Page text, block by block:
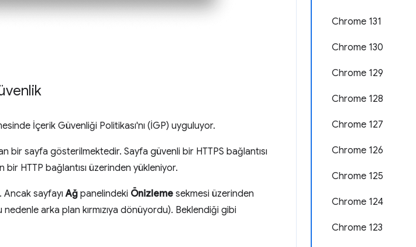
Chrome 131
Chrome 130
Chrome 129
Chrome 128
Chrome 127
Chrome 126
Chrome 125
Chrome 124
Chrome 123
İçerik Güvenliği Politikası'nı (İGP) uyguluyor.
bir sayfa gösterilmektedir. Sayfa güvenli bir HTTPS bağlantısı
HTTP bağlantısı üzerinden yükleniyor.
Ancak sayfayıAğ panelindeki Önizleme sekmesi üzerinden
arka plan kırmızıya dönüyordu). Beklendiği gibi